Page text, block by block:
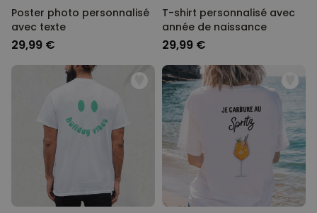
Poster photo personnalisé
avec texte
29,99 €
T-shirt personnalisé avec
année de naissance
29,99 €